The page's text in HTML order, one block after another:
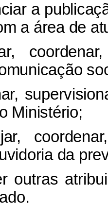
a
a área de
Ministério;
da
outras